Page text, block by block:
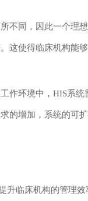
不同，因此一个理
这使得临床机构能
作环境中，HIS系
的增加，系统的可
升临床机构的管理